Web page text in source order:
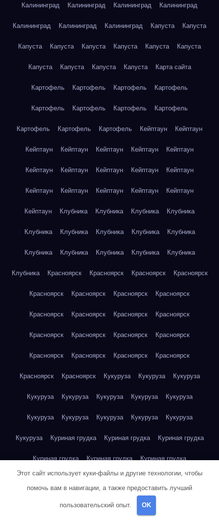
Калининград Калининград Калининград Калининград
Калининград Калининград Калининград Капуста Капуста
Капуста Капуста Капуста Капуста Капуста Капуста
Капуста Капуста Капуста Капуста Карта сайта
Картофель Картофель Картофель Картофель
Картофель Картофель Картофель Картофель
Картофель Картофель Картофель Кейптаун Кейптаун
Кейптаун Кейптаун Кейптаун Кейптаун Кейптаун
Кейптаун Кейптаун Кейптаун Кейптаун Кейптаун
Кейптаун Кейптаун Кейптаун Кейптаун Кейптаун
Кейптаун Клубника Клубника Клубника Клубника
Клубника Клубника Клубника Клубника Клубника
Клубника Клубника Клубника Клубника Клубника
Клубника Красноярск Красноярск Красноярск Красноярск
Красноярск Красноярск Красноярск Красноярск
Красноярск Красноярск Красноярск Красноярск
Красноярск Красноярск Красноярск Красноярск
Красноярск Красноярск Красноярск Красноярск
Красноярск Красноярск Кукуруза Кукуруза Кукуруза
Кукуруза Кукуруза Кукуруза Кукуруза Кукуруза
Кукуруза Кукуруза Кукуруза Кукуруза Кукуруза
Кукуруза Куриная грудка Куриная грудка Куриная грудка
Куриная грудка Куриная грудка Куриная грудка
Куриная грудка Куриная грудка
Этот сайт использует куки-файлы и другие технологии, чтобы
помочь вам в навигации, а также предоставить лучший
пользовательский опыт. OK